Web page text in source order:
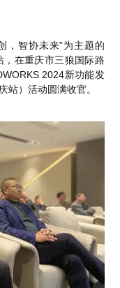
）
系统
恒睿在西南区域凭
？一文看懂避坑指南
版本好用？
吗？
，智协未来”为主题的
，在重庆市三狼国际路
2024新功能发
站）活动圆满收官。